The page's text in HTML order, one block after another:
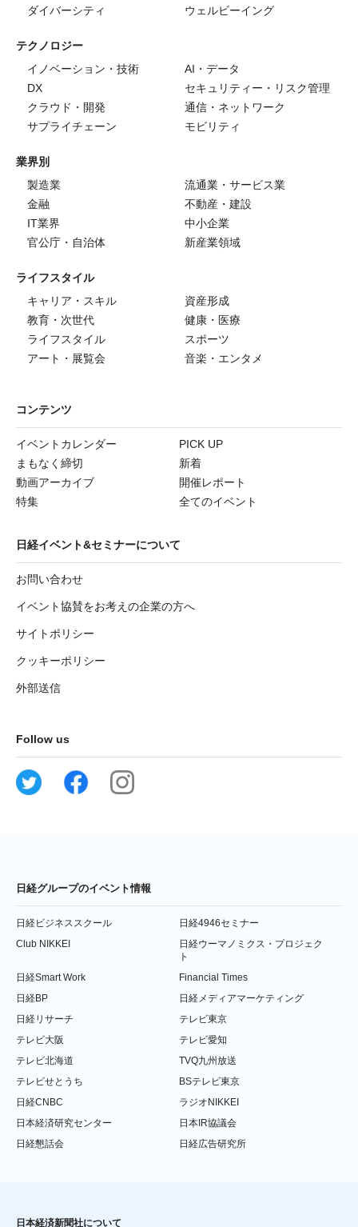
ダイバーシティ
ウェルビーイング
テクノロジー
イノベーション・技術
AI・データ
DX
セキュリティー・リスク管理
クラウド・開発
通信・ネットワーク
サプライチェーン
モビリティ
業界別
製造業
流通業・サービス業
金融
不動産・建設
IT業界
中小企業
官公庁・自治体
新産業領域
ライフスタイル
キャリア・スキル
資産形成
教育・次世代
健康・医療
ライフスタイル
スポーツ
アート・展覧会
音楽・エンタメ
コンテンツ
イベントカレンダー
PICK UP
まもなく締切
新着
動画アーカイブ
開催レポート
特集
全てのイベント
日経イベント&セミナーについて
お問い合わせ
イベント協賛をお考えの企業の方へ
サイトポリシー
クッキーポリシー
外部送信
Follow us
日経グループのイベント情報
日経ビジネススクール
日経4946セミナー
Club NIKKEI
日経ウーマノミクス・プロジェク
ト
日経Smart Work
Financial Times
日経BP
日経メディアマーケティング
日経リサーチ
テレビ東京
テレビ大阪
テレビ愛知
テレビ北海道
TVQ九州放送
テレビせとうち
BSテレビ東京
日経CNBC
ラジオNIKKEI
日本経済研究センター
日本IR協議会
日経懇話会
日経広告研究所
日本経済新聞社について